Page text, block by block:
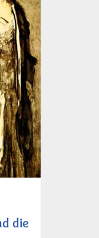
die